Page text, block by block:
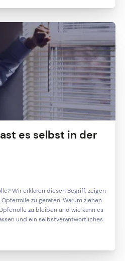
es selbst in der
Wir erklären diesen Begriff, zeigen
zu geraten. Warum ziehen
zu bleiben und wie kann es
und ein selbstverantwortliches